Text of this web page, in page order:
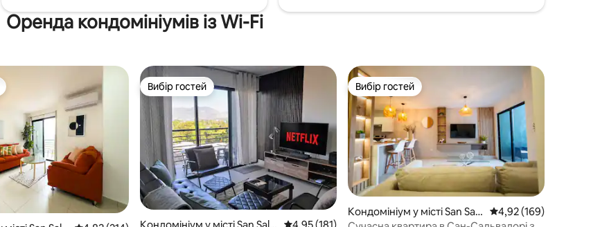
Оренда кондомініумів із Wi-Fi
Вибір гостей
Вибір гостей
Кондомініум у місті San Salv
Середня оцінка: 4,95 з 5, відгуки: 181
4,95 (181)
Вибір гостей
Вибір гостей
Кондомініум у місті San Salv Середня оцінка: 4,92
4,92 (169)